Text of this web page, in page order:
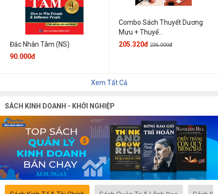
Đắc Nhân Tâm (NS)
90.000đ
Combo Sách Thuyết Dương
Mưu + Thuyế...
205.320đ 236.000đ
Xem Tất Cả
SÁCH KINH DOANH - KHỞI NGHIỆP